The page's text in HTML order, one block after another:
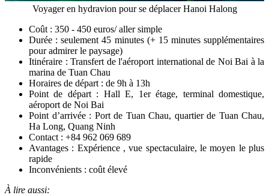
Voyager en hydravion pour se déplacer Hanoi Halong
Coût : 350 - 450 euros/ aller simple
Durée : seulement 45 minutes (+ 15 minutes supplémentaires
pour admirer le paysage)
Itinéraire : Transfert de l'aéroport international de Noi Bai à la
marina de Tuan Chau
Horaires de départ : de 9h à 13h
Point de départ : Hall E, 1er étage, terminal domestique,
aéroport de Noi Bai
Point d’arrivée : Port de Tuan Chau, quartier de Tuan Chau,
Ha Long, Quang Ninh
Contact : +84 962 069 689
Avantages : Expérience , vue spectaculaire, le moyen le plus
rapide
Inconvénients : coût élevé
À lire aussi: